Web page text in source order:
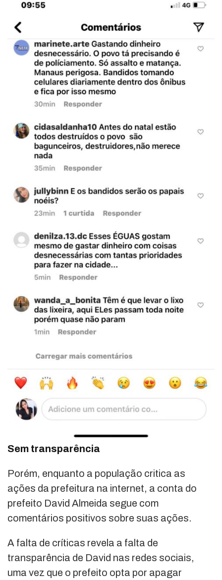
Sem transparência
Porém, enquanto a população critica as
ações da prefeitura na internet, a conta do
prefeito David Almeida segue com
comentários positivos sobre suas ações.
A falta de críticas revela a falta de
transparência de David nas redes sociais,
uma vez que o prefeito opta por apagar